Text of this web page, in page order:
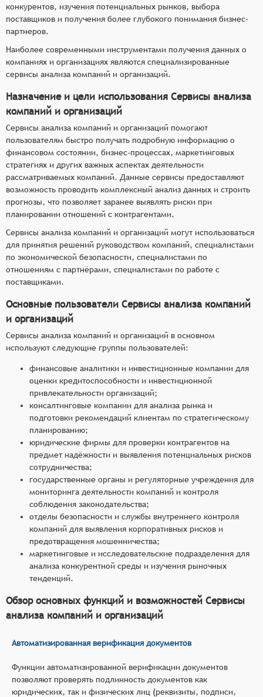
конкурентов, изучения потенциальных рынков, выбора
поставщиков и получения более глубокого понимания бизнес-
партнеров.
Наиболее современными инструментами получения данных о
компаниях и организациях являются специализированные
сервисы анализа компаний и организаций.
Назначение и цели использования Сервисы анализа
компаний и организаций
Сервисы анализа компаний и организаций помогают
пользователям быстро получать подробную информацию о
финансовом состоянии, бизнес-процессах, маркетинговых
стратегиях и других важных аспектах деятельности
рассматриваемых компаний. Данные сервисы предоставляют
возможность проводить комплексный анализ данных и строить
прогнозы, что позволяет заранее выявлять риски при
планировании отношений с контрагентами.
Сервисы анализа компаний и организаций могут использоваться
для принятия решений руководством компаний, специалистами
по экономической безопасности, специалистами по
отношениям с партнёрами, специалистами по работе с
поставщиками.
Основные пользователи Сервисы анализа компаний
и организаций
Сервисы анализа компаний и организаций в основном
используют следующие группы пользователей:
финансовые аналитики и инвестиционные компании для
оценки кредитоспособности и инвестиционной
привлекательности организаций;
консалтинговые компании для анализа рынка и
подготовки рекомендаций клиентам по стратегическому
планированию;
юридические фирмы для проверки контрагентов на
предмет надёжности и выявления потенциальных рисков
сотрудничества;
государственные органы и регуляторные учреждения для
мониторинга деятельности компаний и контроля
соблюдения законодательства;
отделы безопасности и службы внутреннего контроля
компаний для выявления корпоративных рисков и
предотвращения мошенничества;
маркетинговые и исследовательские подразделения для
анализа конкурентной среды и изучения рыночных
тенденций.
Обзор основных функций и возможностей Сервисы
анализа компаний и организаций
Автоматизированная верификация документов
Функции автоматизированной верификации документов
позволяют проверять подлинность документов как
юридических, так и физических лиц (реквизиты, подписи,